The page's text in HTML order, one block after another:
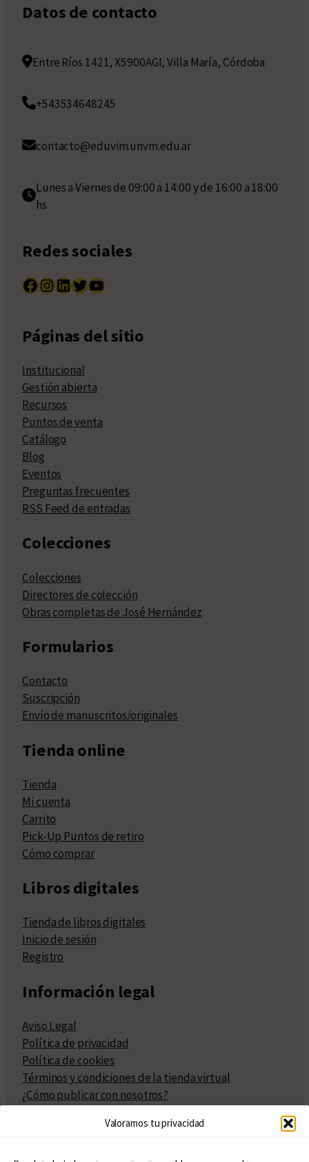
Valoramos tu privacidad
Datos de contacto
Entre Ríos 1421, X5900AGI, Villa María, Córdoba
+543534648245
contacto@eduvim.unvm.edu.ar
Lunes a Viernes de 09:00 a 14:00 y de 16:00 a 18:00
hs
Redes sociales
Facebook InstagramLinkedIn Twitter YouTube
Páginas del sitio
Institucional
Gestión abierta
Recursos
Puntos de venta
Catálogo
Blog
Eventos
Preguntas frecuentes
RSS Feed de entradas
Colecciones
Colecciones
Directores de colección
Obras completas de José Hernández
Formularios
Contacto
Suscripción
Envío de manuscritos/originales
Tienda online
Tienda
Mi cuenta
Carrito
Pick-Up Puntos de retiro
Cómo comprar
Libros digitales
Tienda de libros digitales
Inicio de sesión
Registro
Información legal
Aviso Legal
Política de privacidad
Política de cookies
Términos y condiciones de la tienda virtual
¿Cómo publicar con nosotros?
Políticas de publicación